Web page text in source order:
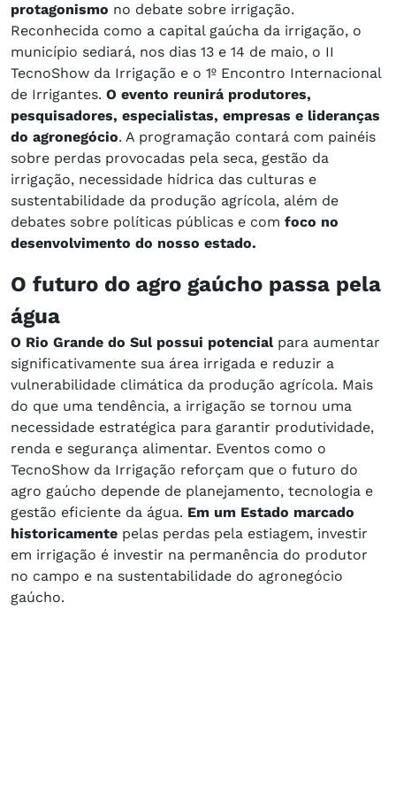
protagonismo no debate sobre irrigação.
Reconhecida como a capital gaúcha da irrigação, o
município sediará, nos dias 13 e 14 de maio, o II
TecnoShow da Irrigação e o 1º Encontro Internacional
de Irrigantes. O evento reunirá produtores,
pesquisadores, especialistas, empresas e lideranças
do agronegócio. A programação contará com painéis
sobre perdas provocadas pela seca, gestão da
irrigação, necessidade hídrica das culturas e
sustentabilidade da produção agrícola, além de
debates sobre políticas públicas e com foco no
desenvolvimento do nosso estado.
O futuro do agro gaúcho passa pela
água
O Rio Grande do Sul possui potencial para aumentar
significativamente sua área irrigada e reduzir a
vulnerabilidade climática da produção agrícola. Mais
do que uma tendência, a irrigação se tornou uma
necessidade estratégica para garantir produtividade,
renda e segurança alimentar. Eventos como o
TecnoShow da Irrigação reforçam que o futuro do
agro gaúcho depende de planejamento, tecnologia e
gestão eficiente da água. Em um Estado marcado
historicamente pelas perdas pela estiagem, investir
em irrigação é investir na permanência do produtor
no campo e na sustentabilidade do agronegócio
gaúcho.